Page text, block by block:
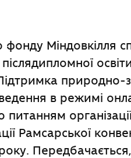
Міндовкілля
природно-
в режимі
Рамсарської